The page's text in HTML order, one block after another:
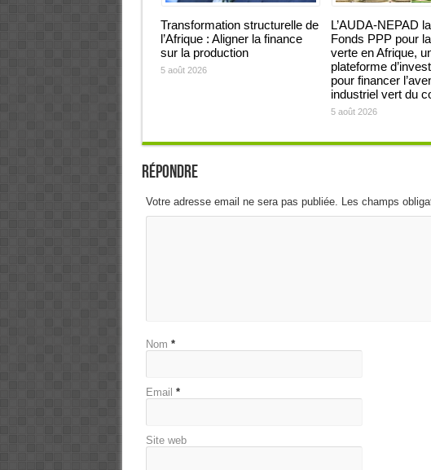
Transformation structurelle de
l’Afrique : Aligner la finance
sur la production
5 août 2026
L’AUDA-NEPAD
Fonds PPP pour
verte en Afrique,
plateforme
pour financer
industriel vert du
5 août 2026
Répondre
Votre adresse email ne sera pas publiée. Les champs
Nom *
Email *
Site web